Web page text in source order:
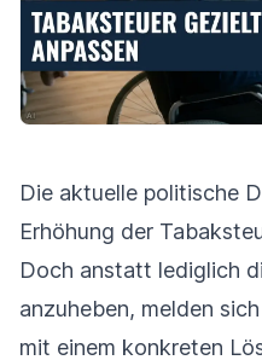
Die aktuelle politische
Erhöhung der
Doch anstatt lediglich
anzuheben, melden
mit einem konkreten